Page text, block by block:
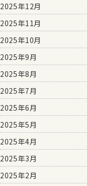
2025年12月
2025年11月
2025年10月
2025年9月
2025年8月
2025年7月
2025年6月
2025年5月
2025年4月
2025年3月
2025年2月